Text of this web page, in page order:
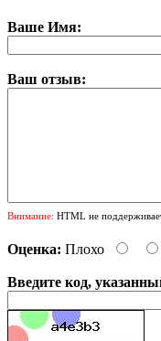
Ваше Имя:
Ваш отзыв:
Внимание: HTML не
Оценка: Плохо
Введите код,